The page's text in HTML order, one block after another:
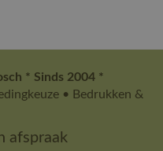
* Sinds 2004 *
• Bedrukken &
afspraak